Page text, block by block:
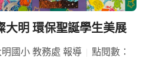
大明 環保聖誕學生美展
國小 教務處 報導
點閱數：